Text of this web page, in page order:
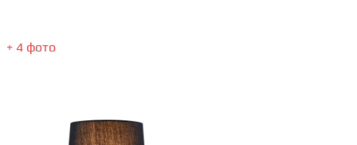
+ 4 фото